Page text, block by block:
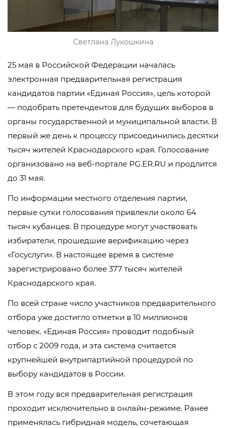
Светлана Лукошкина
25 мая в Российской Федерации началась
электронная предварительная регистрация
кандидатов партии «Единая Россия», цель которой
— подобрать претендентов для будущих выборов в
органы государственной и муниципальной власти. В
первый же день к процессу присоединились десятки
тысяч жителей Краснодарского края. Голосование
организовано на веб-портале PG.ER.RU и продлится
до 31 мая.
По информации местного отделения партии,
первые сутки голосования привлекли около 64
тысяч кубанцев. В процедуре могут участвовать
избиратели, прошедшие верификацию через
«Госуслуги». В настоящее время в системе
зарегистрировано более 377 тысяч жителей
Краснодарского края.
По всей стране число участников предварительного
отбора уже достигло отметки в 10 миллионов
человек. «Единая Россия» проводит подобный
отбор с 2009 года, и эта система считается
крупнейшей внутрипартийной процедурой по
выбору кандидатов в России.
В этом году вся предварительная регистрация
проходит исключительно в онлайн-режиме. Ранее
применялась гибридная модель, сочетающая